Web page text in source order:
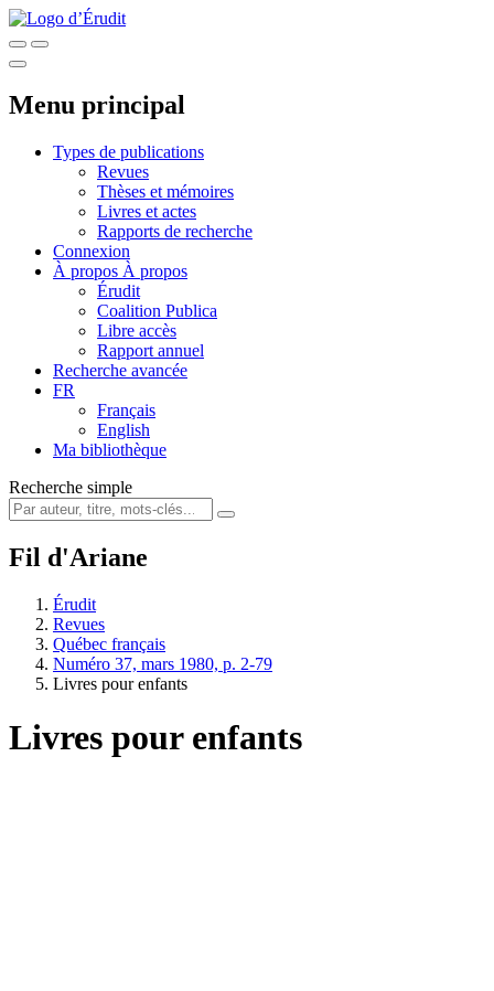
Menu principal
Types de publications
Revues
Thèses et mémoires
Livres et actes
Rapports de recherche
Connexion
À propos À propos
Érudit
Coalition Publica
Libre accès
Rapport annuel
Recherche avancée
FR
Français
English
Ma bibliothèque
Recherche simple
Fil d'Ariane
Érudit
Revues
Québec français
Numéro 37, mars 1980, p. 2-79
Livres pour enfants
Livres pour enfants